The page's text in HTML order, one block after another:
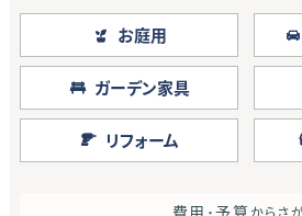
お庭用
ガーデン家具
リフォーム